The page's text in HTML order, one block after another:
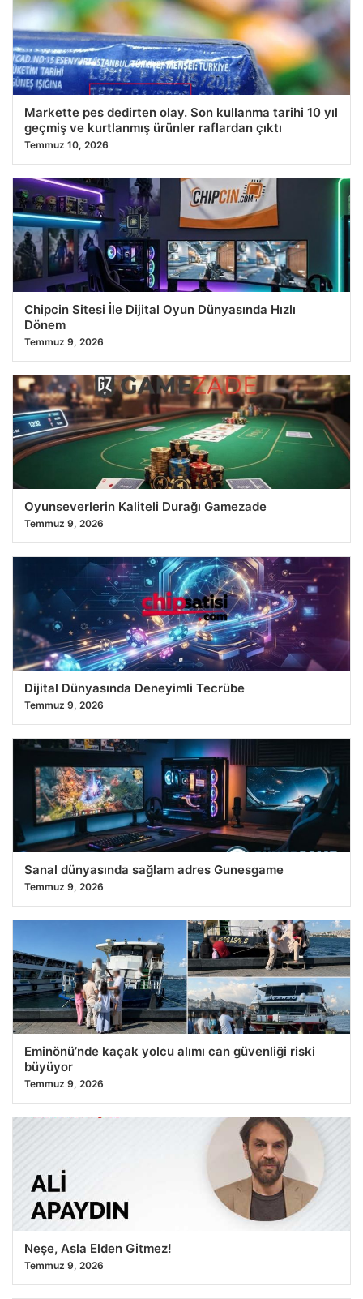
Markette pes dedirten olay. Son kullanma tarihi 10 yıl
geçmiş ve kurtlanmış ürünler raflardan çıktı
Temmuz 10, 2026
Chipcin Sitesi İle Dijital Oyun Dünyasında Hızlı
Dönem
Temmuz 9, 2026
Oyunseverlerin Kaliteli Durağı Gamezade
Temmuz 9, 2026
Dijital Dünyasında Deneyimli Tecrübe
Temmuz 9, 2026
Sanal dünyasında sağlam adres Gunesgame
Temmuz 9, 2026
Eminönü’nde kaçak yolcu alımı can güvenliği riski
büyüyor
Temmuz 9, 2026
Neşe, Asla Elden Gitmez!
Temmuz 9, 2026